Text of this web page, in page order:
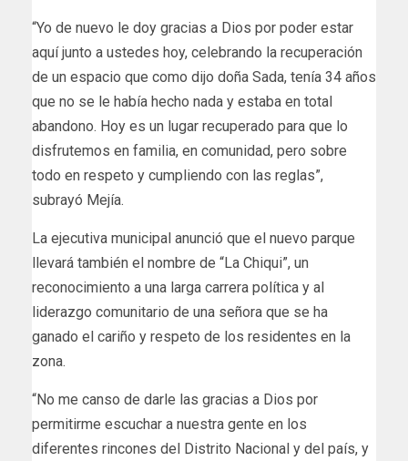
“Yo de nuevo le doy gracias a Dios por poder estar
aquí junto a ustedes hoy, celebrando la recuperación
de un espacio que como dijo doña Sada, tenía 34 años
que no se le había hecho nada y estaba en total
abandono. Hoy es un lugar recuperado para que lo
disfrutemos en familia, en comunidad, pero sobre
todo en respeto y cumpliendo con las reglas”,
subrayó Mejía.
La ejecutiva municipal anunció que el nuevo parque
llevará también el nombre de “La Chiqui”, un
reconocimiento a una larga carrera política y al
liderazgo comunitario de una señora que se ha
ganado el cariño y respeto de los residentes en la
zona.
“No me canso de darle las gracias a Dios por
permitirme escuchar a nuestra gente en los
diferentes rincones del Distrito Nacional y del país, y